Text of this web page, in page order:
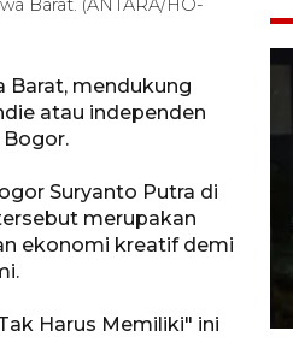
Barat. (ANTARA/HO-
Barat, mendukung
atau independen
Suryanto Putra di
merupakan
ekonomi kreatif demi
Harus Memiliki" ini